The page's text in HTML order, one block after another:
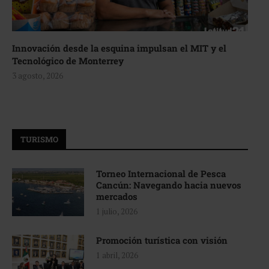
Innovación desde la esquina impulsan el MIT y el
Tecnológico de Monterrey
3 agosto, 2026
TURISMO
Torneo Internacional de Pesca
Cancún: Navegando hacia nuevos
mercados
1 julio, 2026
Promoción turística con visión
1 abril, 2026